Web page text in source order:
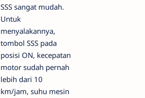
SSS sangat mudah.
Untuk
menyalakannya,
tombol SSS pada
posisi ON, kecepatan
motor sudah pernah
lebih dari 10
km/jam, suhu mesin